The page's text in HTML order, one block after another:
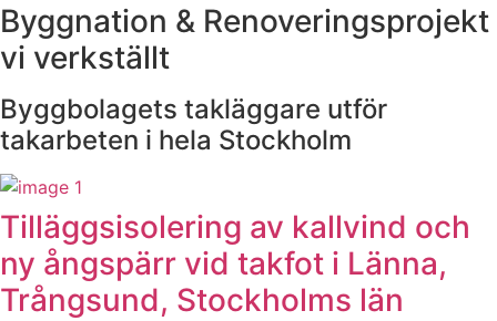
Byggnation & Renoveringsprojekt
vi verkställt
Byggbolagets takläggare utför
takarbeten i hela Stockholm
Tilläggsisolering av kallvind och
ny ångspärr vid takfot i Länna,
Trångsund, Stockholms län